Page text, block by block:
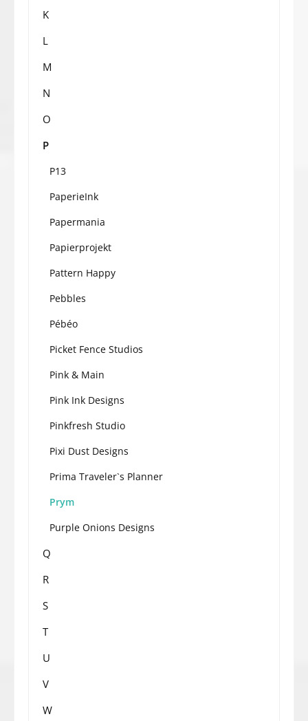
K
L
M
N
O
P
P13
PaperieInk
Papermania
Papierprojekt
Pattern Happy
Pebbles
Pébéo
Picket Fence Studios
Pink & Main
Pink Ink Designs
Pinkfresh Studio
Pixi Dust Designs
Prima Traveler`s Planner
Prym
Purple Onions Designs
Q
R
S
T
U
V
W